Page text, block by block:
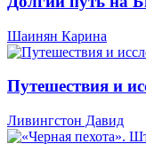
Шаинян Карина
Путешествия и
Ливингстон Давид